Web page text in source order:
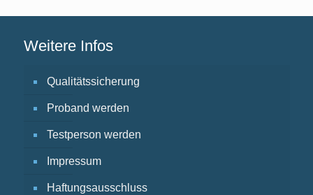
Weitere Infos
Qualitätssicherung
Proband werden
Testperson werden
Impressum
Haftungsausschluss